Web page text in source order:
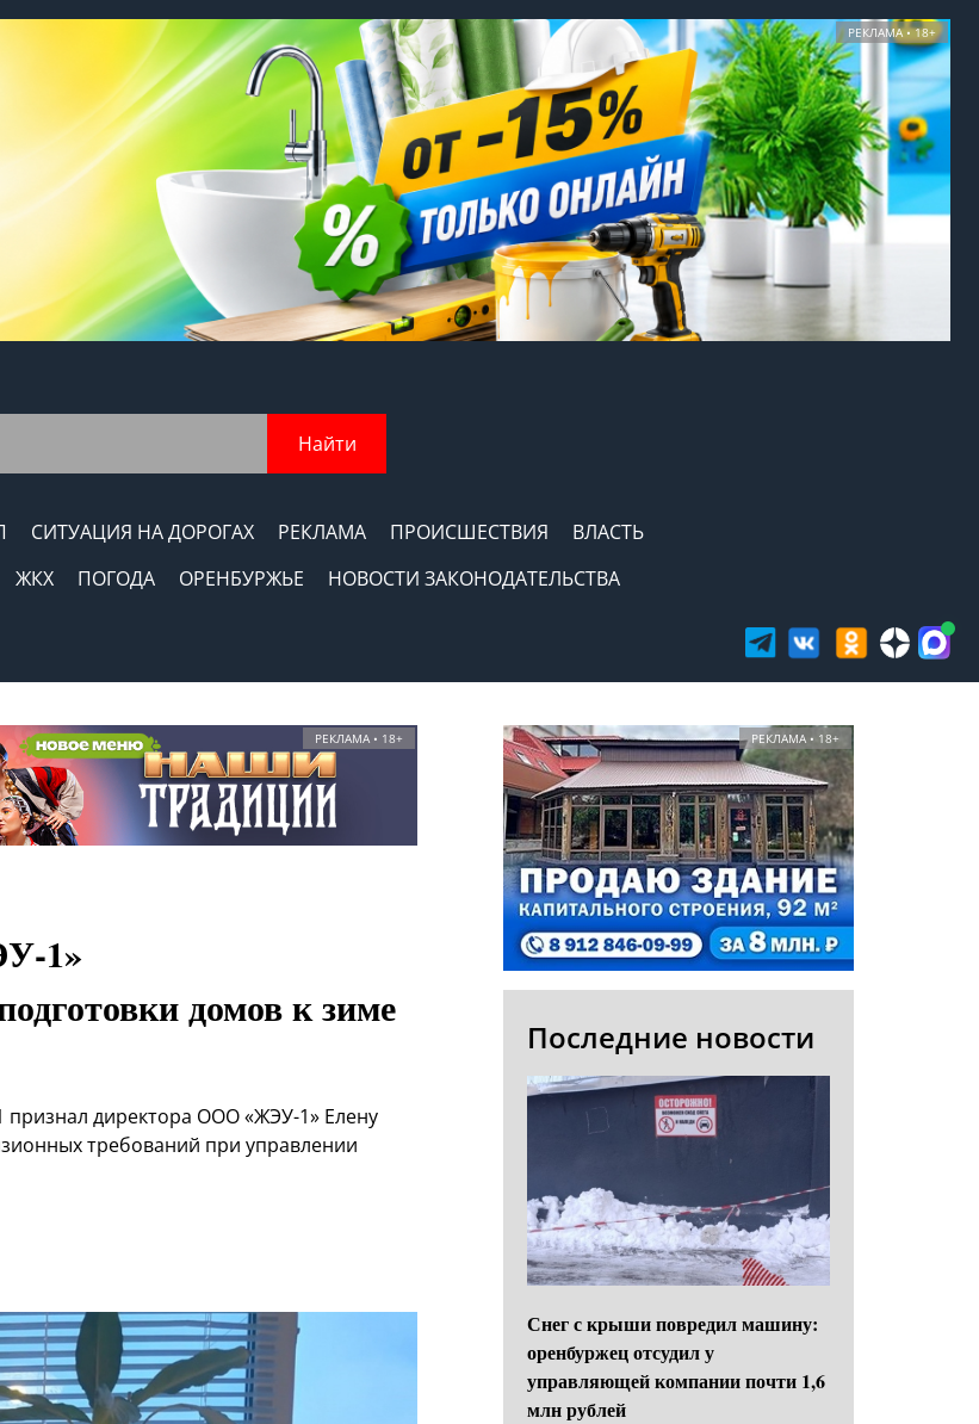
РЕКЛАМА • 18+
Найти
СИТУАЦИЯ НА ДОРОГАХ РЕКЛАМА ПРОИСШЕСТВИЯ
ВЛАСТЬ
ЖКХ ПОГОДА ОРЕНБУРЖЬЕ
НОВОСТИ ЗАКОНОДАТЕЛЬСТВА
РЕКЛАМА • 18+
1»
домов к зиме
признал директора ООО «ЖЭУ-1» Елену
требований при управлении
РЕКЛАМА • 18+
Последние новости
Снег с крыши повредил машину:
оренбуржец отсудил у
управляющей компании почти 1,6
млн рублей